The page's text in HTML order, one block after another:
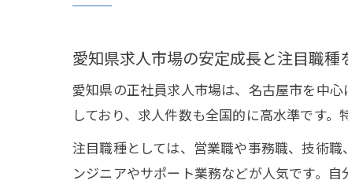
愛知県求人市場の安定成長と注目職種
愛知県の正社員求人市場は、名古屋市を中
しており、求人件数も全国的に高水準です
注目職種としては、営業職や事務職、技術
ンジニアやサポート業務などが人気です。